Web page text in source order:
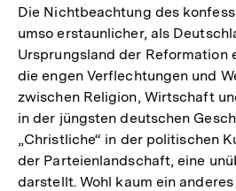
Die Nichtbeachtung des
umso erstaunlicher, als
Ursprungsland der Reformation
die engen Verflechtungen und
zwischen Religion, Wirtschaft
in der jüngsten deutschen
„Christliche“ in der politischen
der Parteienlandschaft, eine
darstellt. Wohl kaum ein